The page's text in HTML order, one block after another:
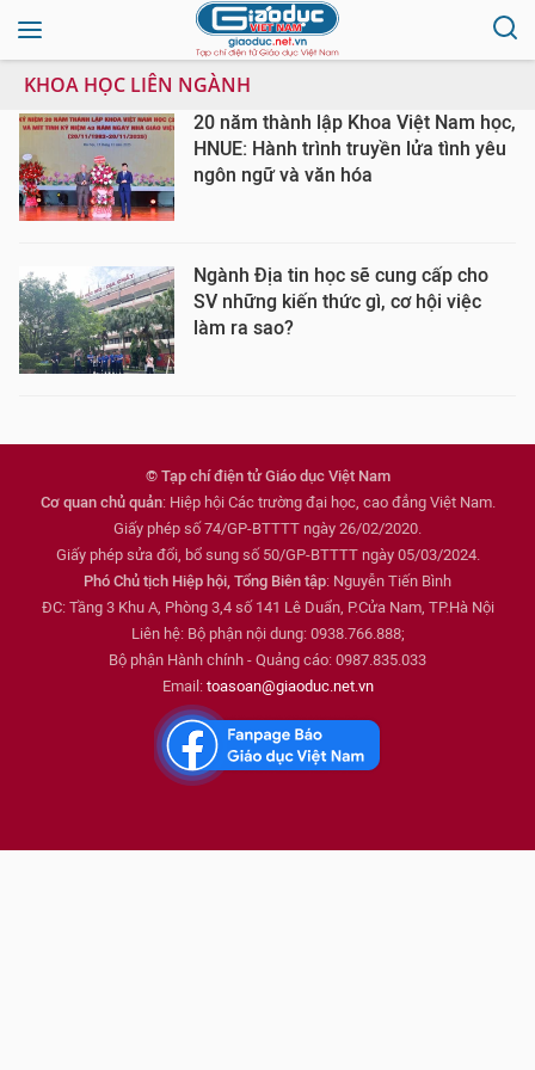
KHOA HỌC LIÊN NGÀNH
20 năm thành lập Khoa Việt Nam học,
HNUE: Hành trình truyền lửa tình yêu
ngôn ngữ và văn hóa
Ngành Địa tin học sẽ cung cấp cho
SV những kiến thức gì, cơ hội việc
làm ra sao?
© Tạp chí điện tử Giáo dục Việt Nam
Cơ quan chủ quản: Hiệp hội Các trường đại học, cao đẳng Việt Nam.
Giấy phép số 74/GP-BTTTT ngày 26/02/2020.
Giấy phép sửa đổi, bổ sung số 50/GP-BTTTT ngày 05/03/2024.
Phó Chủ tịch Hiệp hội, Tổng Biên tập: Nguyễn Tiến Bình
ĐC: Tầng 3 Khu A, Phòng 3,4 số 141 Lê Duẩn, P.Cửa Nam, TP.Hà Nội
Liên hệ: Bộ phận nội dung: 0938.766.888;
Bộ phận Hành chính - Quảng cáo: 0987.835.033
Email: toasoan@giaoduc.net.vn